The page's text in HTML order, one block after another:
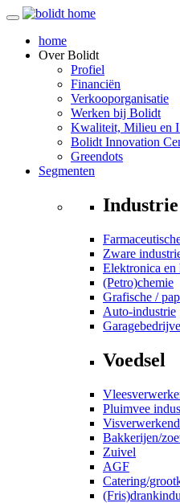
home
OverBolidt
Profiel
Financiën
Verkooporganisatie
Werken bij Bolidt
Kwaliteit, Milieu en
Bolidt Innovation
Greendots
Segmenten
Industrie
Zware
Elektronica en
(Petro)chemie
Grafische /
Auto-industrie
Voedsel
Pluimvee
Bakkerijen/
Zuivel
AGF
Catering/